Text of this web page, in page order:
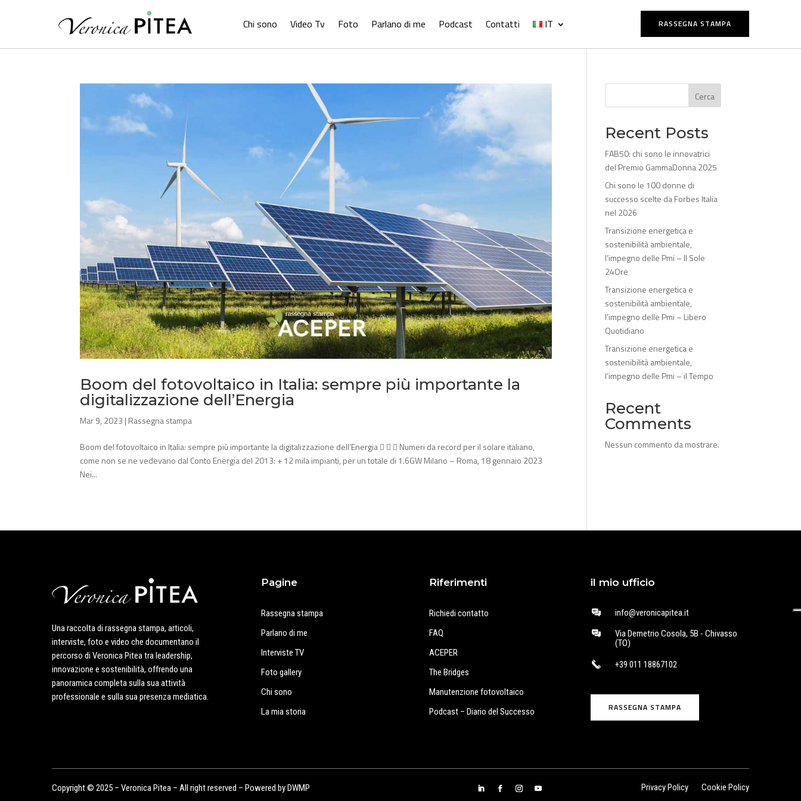
Chi sono Video Tv Foto Parlano di me Podcast Contatti IT RASSEGNA STAMPA
Boom del fotovoltaico in Italia: sempre più importante la
digitalizzazione dell’Energia
Mar 9, 2023 | Rassegna stampa
Boom del fotovoltaico in Italia: sempre più importante la digitalizzazione dell’Energia    Numeri da record per il solare italiano,
come non se ne vedevano dal Conto Energia del 2013: + 12 mila impianti, per un totale di 1.6GW Milano – Roma, 18 gennaio 2023
Nei...
Cerca
Recent Posts
FAB50: chi sono le innovatrici
del Premio GammaDonna 2025
Chi sono le 100 donne di
successo scelte da Forbes Italia
nel 2026
Transizione energetica e
sostenibilità ambientale,
l’impegno delle Pmi – Il Sole
24Ore
Transizione energetica e
sostenibilità ambientale,
l’impegno delle Pmi – Libero
Quotidiano
Transizione energetica e
sostenibilità ambientale,
l’impegno delle Pmi – il Tempo
Recent
Comments
Nessun commento da mostrare.
Una raccolta di rassegna stampa, articoli,
interviste, foto e video che documentano il
percorso di Veronica Pitea tra leadership,
innovazione e sostenibilità, offrendo una
panoramica completa sulla sua attività
professionale e sulla sua presenza mediatica.
Pagine
Rassegna stampa
Parlano di me
Interviste TV
Foto gallery
Chi sono
La mia storia
Riferimenti
Richiedi contatto
FAQ
ACEPER
The Bridges
Manutenzione fotovoltaico
Podcast – Diario del Successo
il mio ufficio
info@veronicapitea.it
Via Demetrio Cosola, 5B - Chivasso
(TO)
+39 011 18867102
RASSEGNA STAMPA
Copyright © 2025 – Veronica Pitea – All right reserved – Powered byDWMP Privacy Policy Cookie Policy